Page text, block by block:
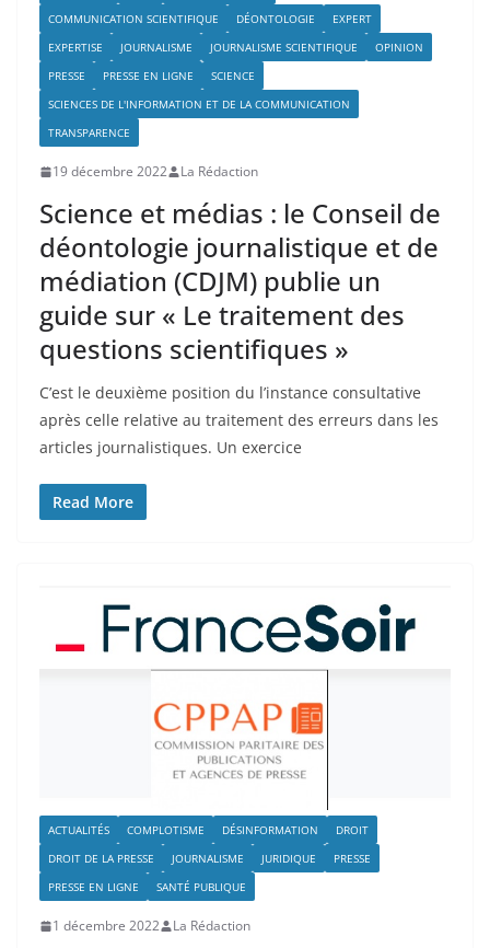
COMMUNICATION SCIENTIFIQUE
DÉONTOLOGIE
EXPERT
EXPERTISE
JOURNALISME JOURNALISME SCIENTIFIQUE
OPINION
PRESSE
PRESSE EN LIGNE
SCIENCE
SCIENCES DE L'INFORMATION ET DE LA COMMUNICATION
TRANSPARENCE
19 décembre 2022 La Rédaction
Science et médias : le Conseil de
déontologie journalistique et de
médiation (CDJM) publie un
guide sur « Le traitement des
questions scientifiques »
C’est le deuxième position du l’instance consultative
après celle relative au traitement des erreurs dans les
articles journalistiques. Un exercice
Read More
ACTUALITÉS COMPLOTISME DÉSINFORMATION
DROIT
DROIT DE LA PRESSE
JOURNALISME JURIDIQUE
PRESSE
PRESSE EN LIGNE
SANTÉ PUBLIQUE
1 décembre 2022 La Rédaction